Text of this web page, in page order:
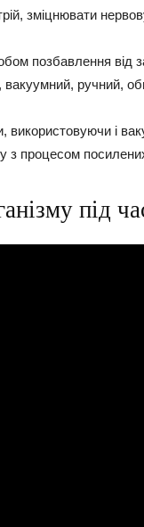
зміцнювати
позбавлення від
ручний,
використовуючи і
з процесом
під